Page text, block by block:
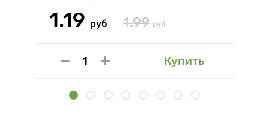
1.19 руб 1.99 руб
Купить